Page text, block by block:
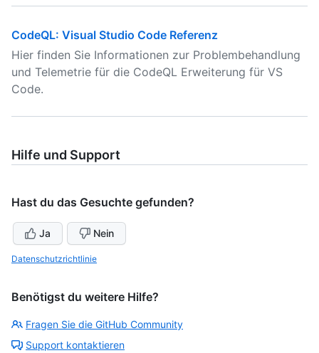
CodeQL: Visual Studio Code Referenz
Hier finden Sie Informationen zur Problembehandlung
und Telemetrie für die CodeQL Erweiterung für VS
Code.
Hilfe und Support
Hast du das Gesuchte gefunden?
Ja Nein
Datenschutzrichtlinie
Benötigst du weitere Hilfe?
Fragen Sie die GitHub Community
Support kontaktieren